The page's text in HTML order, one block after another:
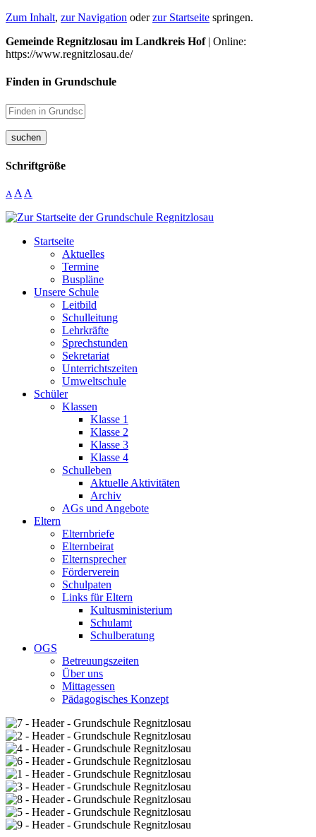
Zum Inhalt, zur Navigation oderzur Startseite springen.
Gemeinde Regnitzlosau im Landkreis Hof| Online:
https://www.regnitzlosau.de/
Finden in Grundschule
suchen
Schriftgröße
A A A
Startseite
Aktuelles
Termine
Buspläne
Unsere Schule
Leitbild
Schulleitung
Lehrkräfte
Sprechstunden
Sekretariat
Unterrichtszeiten
Umweltschule
Schüler
Klassen
Klasse 1
Klasse 2
Klasse 3
Klasse 4
Schulleben
Aktuelle Aktivitäten
Archiv
AGs und Angebote
Eltern
Elternbriefe
Elternbeirat
Elternsprecher
Förderverein
Schulpaten
Links für Eltern
Kultusministerium
Schulamt
Schulberatung
OGS
Betreuungszeiten
Über uns
Mittagessen
Pädagogisches Konzept